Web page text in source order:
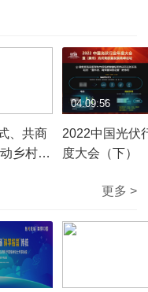
、共商
乡村振
2022中国光伏
度大会（下）
04:09:56
更多 >